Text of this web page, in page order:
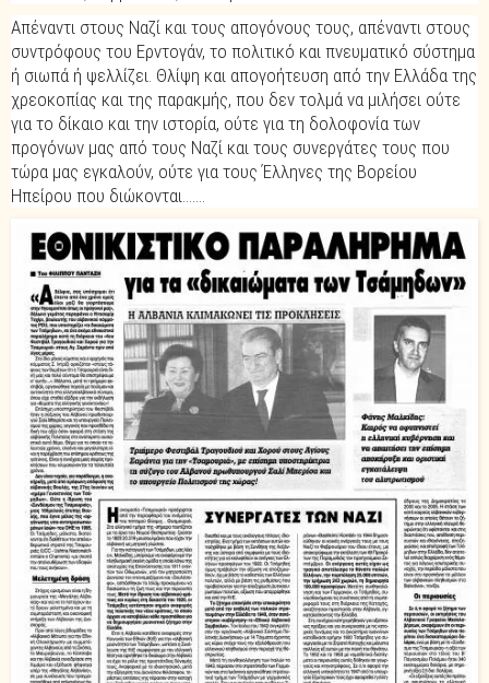
Απέναντι στους Ναζί και τους απογόνους τους, απέναντι στους
συντρόφους του Ερντογάν, το πολιτικό και πνευματικό σύστημα
ή σιωπά ή ψελλίζει. Θλίψη και απογοήτευση από την Ελλάδα της
χρεοκοπίας και της παρακμής, που δεν τολμά να μιλήσει ούτε
για το δίκαιο και την ιστορία, ούτε για τη δολοφονία των
προγόνων μας από τους Ναζί και τους συνεργάτες τους που
τώρα μας εγκαλούν, ούτε για τους Έλληνες της Βορείου
Ηπείρου που διώκονται.......